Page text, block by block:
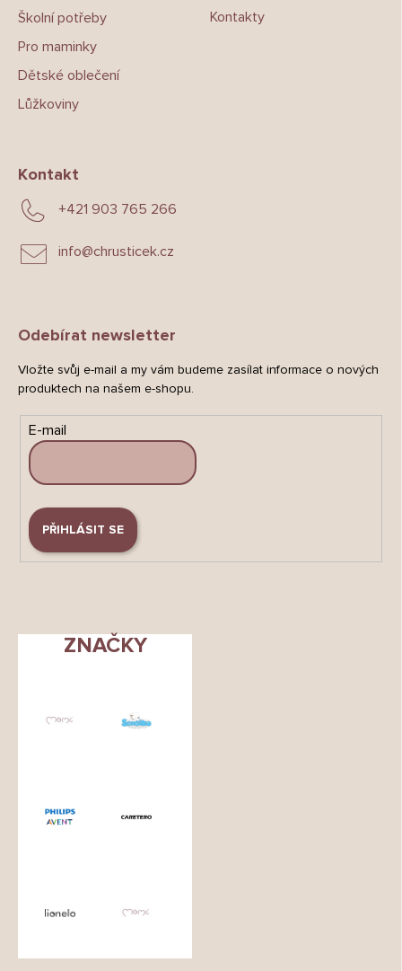
Školní potřeby
Pro maminky
Dětské oblečení
Lůžkoviny
Kontakty
Kontakt
info@chrusticek.cz
+421 903 765 266
Odebírat newsletter
Vložte svůj e-mail a my vám budeme zasílat informace o nových
produktech na našem e-shopu.
E-mail
PŘIHLÁSIT SE
ZNAČKY